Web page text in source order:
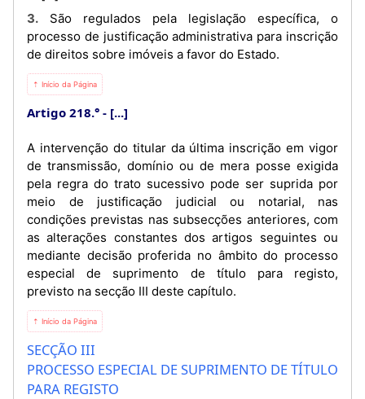
3. São regulados pela legislação específica, o
processo de justificação administrativa para inscrição
de direitos sobre imóveis a favor do Estado.
⇡ Início da Página
Artigo 218.° [...]
A intervenção do titular da última inscrição em vigor
de transmissão, domínio ou de mera posse exigida
pela regra do trato sucessivo pode ser suprida por
meio de justificação judicial ou notarial, nas
condições previstas nas subsecções anteriores, com
as alterações constantes dos artigos seguintes ou
mediante decisão proferida no âmbito do processo
especial de suprimento de título para registo,
previsto na secção III deste capítulo.
⇡ Início da Página
SECÇÃO III
PROCESSO ESPECIAL DE SUPRIMENTO DE TÍTULO
PARA REGISTO